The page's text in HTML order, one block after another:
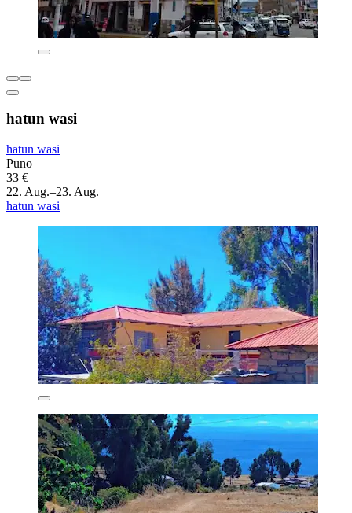
hatun wasi
hatun wasi
Puno
33 €
22. Aug.–23. Aug.
hatun wasi